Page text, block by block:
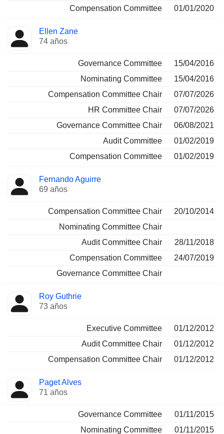
Compensation Committee
01/01/2020
Ellen Zane
74 años
Governance Committee
15/04/2016
Nominating Committee
15/04/2016
Compensation Committee Chair
07/07/2026
HR Committee Chair
07/07/2026
Governance Committee Chair
06/08/2021
Audit Committee
01/02/2019
Compensation Committee
01/02/2019
Fernando Aguirre
69 años
Compensation Committee Chair
20/10/2014
Nominating Committee Chair
Audit Committee Chair
28/11/2018
Compensation Committee
24/07/2019
Governance Committee Chair
Roy Guthrie
73 años
Executive Committee
01/12/2012
Audit Committee Chair
01/12/2012
Compensation Committee Chair
01/12/2012
Paget Alves
71 años
Governance Committee
01/11/2015
Nominating Committee
01/11/2015